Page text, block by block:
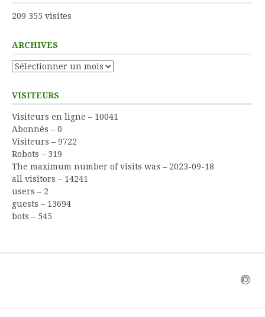
209 355 visites
ARCHIVES
Archives
VISITEURS
Visiteurs en ligne – 10041
Abonnés – 0
Visiteurs – 9722
Robots – 319
The maximum number of visits was – 2023-09-18
all visitors – 14241
users – 2
guests – 13694
bots – 545